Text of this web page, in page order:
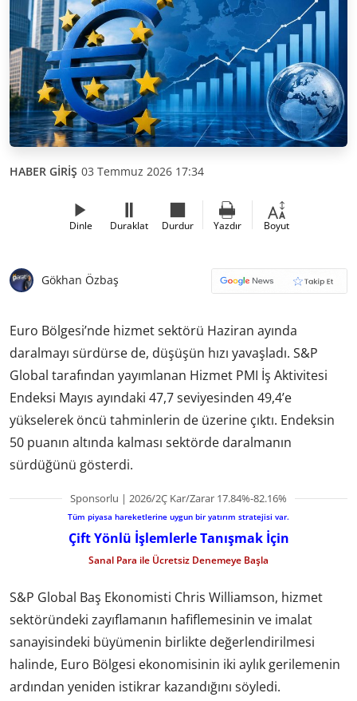
HABER GİRİŞ 03 Temmuz 2026 17:34
Dinle Duraklat Durdur Yazdır Boyut
Gökhan Özbaş
Euro Bölgesi’nde hizmet sektörü Haziran ayında
daralmayı sürdürse de, düşüşün hızı yavaşladı. S&P
Global tarafından yayımlanan Hizmet PMI İş Aktivitesi
Endeksi Mayıs ayındaki 47,7 seviyesinden 49,4’e
yükselerek öncü tahminlerin de üzerine çıktı. Endeksin
50 puanın altında kalması sektörde daralmanın
sürdüğünü gösterdi.
Sponsorlu | 2026/2Ç Kar/Zarar 17.84%-82.16%
Tüm piyasa hareketlerine uygun bir yatırım stratejisi var.
Çift Yönlü İşlemlerle Tanışmak İçin
Sanal Para ile Ücretsiz Denemeye Başla
S&P Global Baş Ekonomisti Chris Williamson, hizmet
sektöründeki zayıflamanın hafiflemesinin ve imalat
sanayisindeki büyümenin birlikte değerlendirilmesi
halinde, Euro Bölgesi ekonomisinin iki aylık gerilemenin
ardından yeniden istikrar kazandığını söyledi.